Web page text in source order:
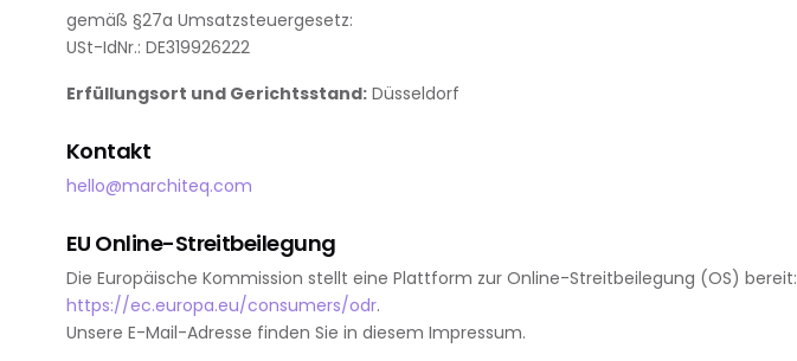
gemäß §27a Umsatzsteuergesetz:
USt-IdNr.: DE319926222
Erfüllungsort und Gerichtsstand: Düsseldorf
Kontakt
hello@marchiteq.com
EU Online-Streitbeilegung
Die Europäische Kommission stellt eine Plattform zur Online-Streitbeilegung (OS) bereit:
https://ec.europa.eu/consumers/odr.
Unsere E-Mail-Adresse finden Sie in diesem Impressum.